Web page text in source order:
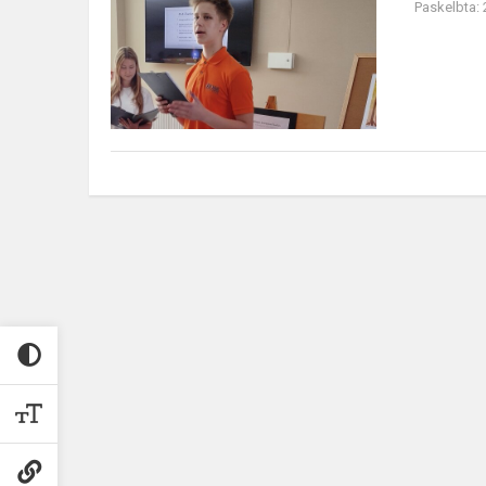
pagal
M.
K.
Čiurlionį"
atidarymas
Paskelbta: